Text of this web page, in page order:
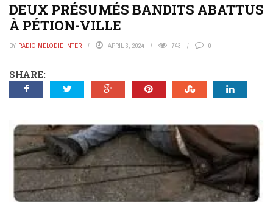
DEUX PRÉSUMÉS BANDITS ABATTUS
À PÉTION-VILLE
BY RADIO MÉLODIE INTER APRIL 3, 2024 743 0
SHARE: